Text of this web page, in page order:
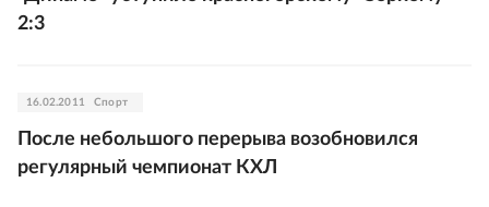
2:3
16.02.2011 Спорт
После небольшого перерыва возобновился
регулярный чемпионат КХЛ